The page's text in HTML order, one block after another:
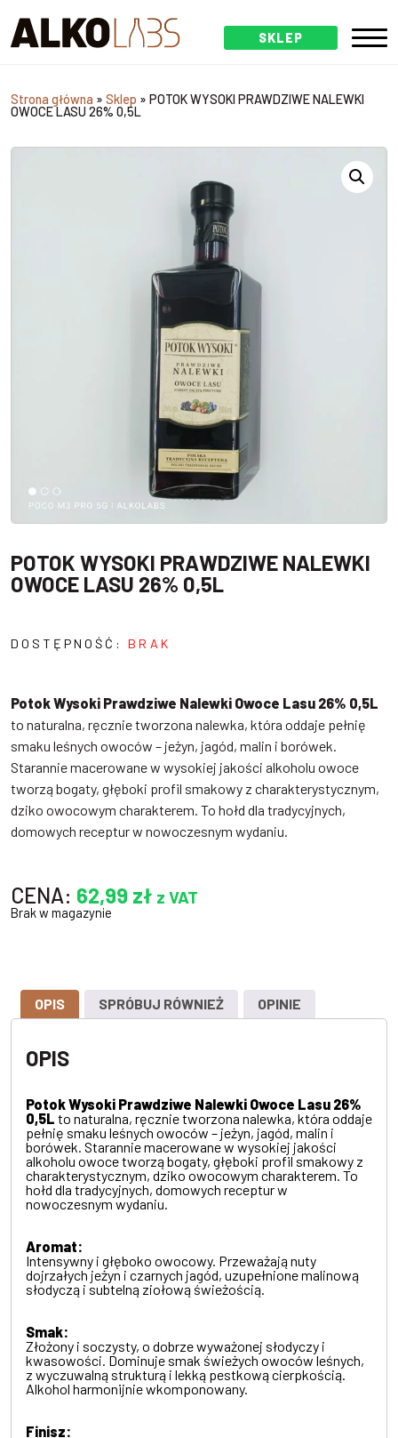
SKLEP
Strona główna » Sklep » POTOK WYSOKI PRAWDZIWE NALEWKI
OWOCE LASU 26% 0,5L
POTOK WYSOKI PRAWDZIWE NALEWKI
OWOCE LASU 26% 0,5L
DOSTĘPNOŚĆ: BRAK
Potok Wysoki Prawdziwe Nalewki Owoce Lasu 26% 0,5L
to naturalna, ręcznie tworzona nalewka, która oddaje pełnię
smaku leśnych owoców – jeżyn, jagód, malin i borówek.
Starannie macerowane w wysokiej jakości alkoholu owoce
tworzą bogaty, głęboki profil smakowy z charakterystycznym,
dziko owocowym charakterem. To hołd dla tradycyjnych,
domowych receptur w nowoczesnym wydaniu.
CENA: 62,99 zł z VAT
Brak w magazynie
OPIS SPRÓBUJ RÓWNIEŻ OPINIE
OPIS
Potok Wysoki Prawdziwe Nalewki Owoce Lasu 26%
0,5L to naturalna, ręcznie tworzona nalewka, która oddaje
pełnię smaku leśnych owoców – jeżyn, jagód, malin i
borówek. Starannie macerowane w wysokiej jakości
alkoholu owoce tworzą bogaty, głęboki profil smakowy z
charakterystycznym, dziko owocowym charakterem. To
hołd dla tradycyjnych, domowych receptur w
nowoczesnym wydaniu.
Aromat:
Intensywny i głęboko owocowy. Przeważają nuty
dojrzałych jeżyn i czarnych jagód, uzupełnione malinową
słodyczą i subtelną ziołową świeżością.
Smak:
Złożony i soczysty, o dobrze wyważonej słodyczy i
kwasowości. Dominuje smak świeżych owoców leśnych,
z wyczuwalną strukturą i lekką pestkową cierpkością.
Alkohol harmonijnie wkomponowany.
Finisz: